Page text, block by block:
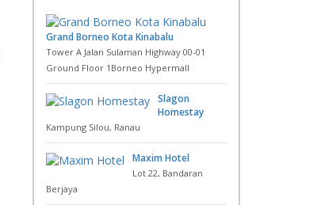
Grand Borneo Kota Kinabalu
Tower A Jalan Sulaman Highway 00-01
Ground Floor 1Borneo Hypermall
Slagon
Homestay
Kampung Silou, Ranau
Maxim Hotel
Lot 22, Bandaran
Berjaya